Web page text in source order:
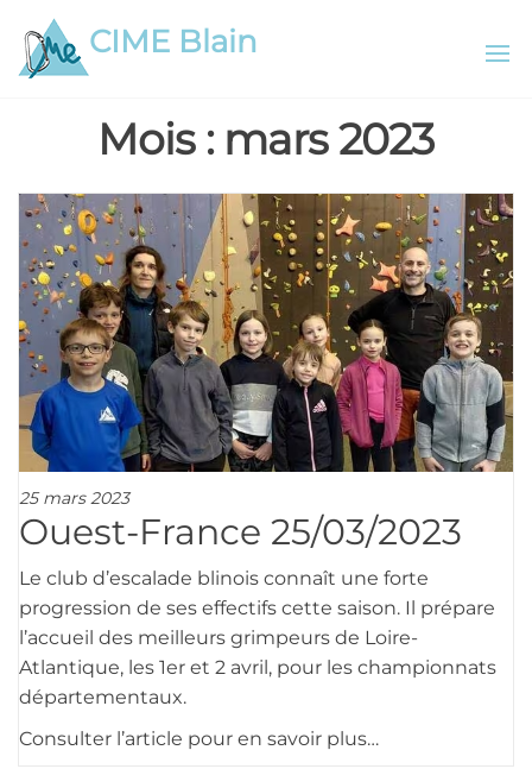
contenu
CIME Blain
Mois : mars 2023
25 mars 2023
Ouest-France 25/03/2023
Le club d’escalade blinois connaît une forte
progression de ses effectifs cette saison. Il prépare
l’accueil des meilleurs grimpeurs de Loire-
Atlantique, les 1er et 2 avril, pour les championnats
départementaux.
Consulter l’article pour en savoir plus…